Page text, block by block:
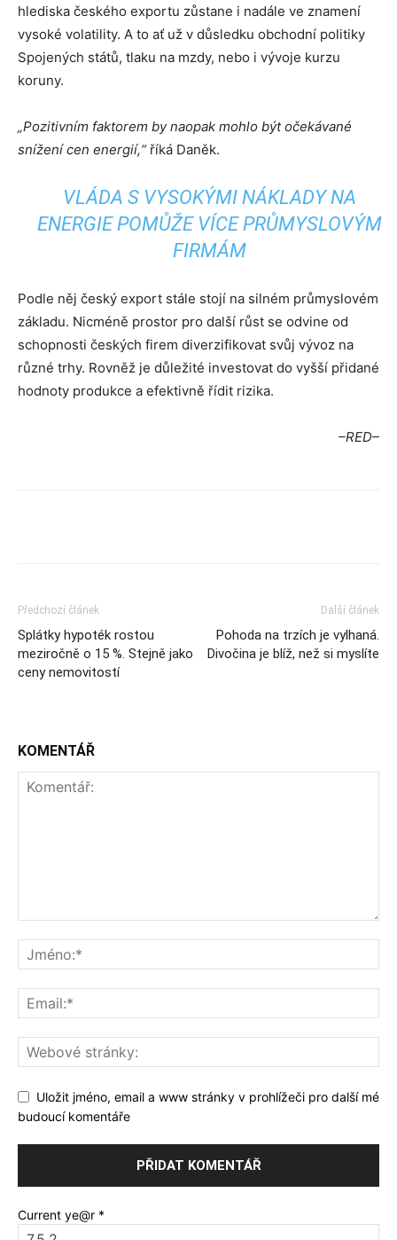
hlediska českého exportu zůstane i nadále ve znamení
vysoké volatility. A to ať už v důsledku obchodní politiky
Spojených států, tlaku na mzdy, nebo i vývoje kurzu
koruny.
„Pozitivním faktorem by naopak mohlo být očekávané
snížení cen energií,“ říká Daněk.
VLÁDA S VYSOKÝMI NÁKLADY NA
ENERGIE POMŮŽE VÍCE PRŮMYSLOVÝM
FIRMÁM
Podle něj český export stále stojí na silném průmyslovém
základu. Nicméně prostor pro další růst se odvine od
schopnosti českých firem diverzifikovat svůj vývoz na
různé trhy. Rovněž je důležité investovat do vyšší přidané
hodnoty produkce a efektivně řídit rizika.
–RED–
Předchozí článek
Splátky hypoték rostou
meziročně o 15 %. Stejně jako
ceny nemovitostí
Další článek
Pohoda na trzích je vylhaná.
Divočina je blíž, než si myslíte
KOMENTÁŘ
Uložit jméno, email a www stránky v prohlížeči pro další mé
budoucí komentáře
Current ye@r *